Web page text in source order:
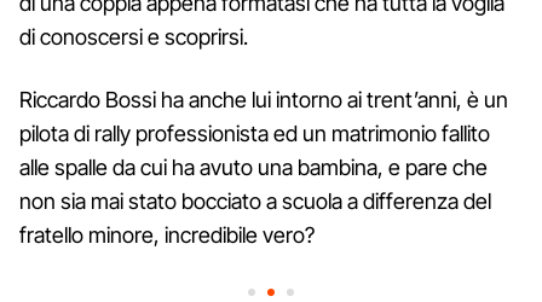
di conoscersi e scoprirsi.
Riccardo Bossi ha anche lui intorno ai trent’anni, è un
pilota di rally professionista ed un matrimonio fallito
alle spalle da cui ha avuto una bambina, e pare che
non sia mai stato bocciato a scuola a differenza del
fratello minore, incredibile vero?